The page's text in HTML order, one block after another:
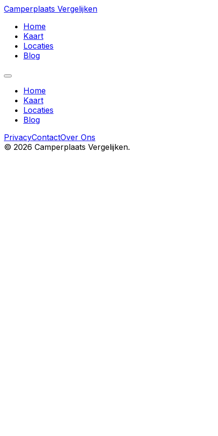
Camperplaats Vergelijken
Home
Kaart
Locaties
Blog
Home
Kaart
Locaties
Blog
PrivacyContactOver Ons
© 2026 Camperplaats Vergelijken.